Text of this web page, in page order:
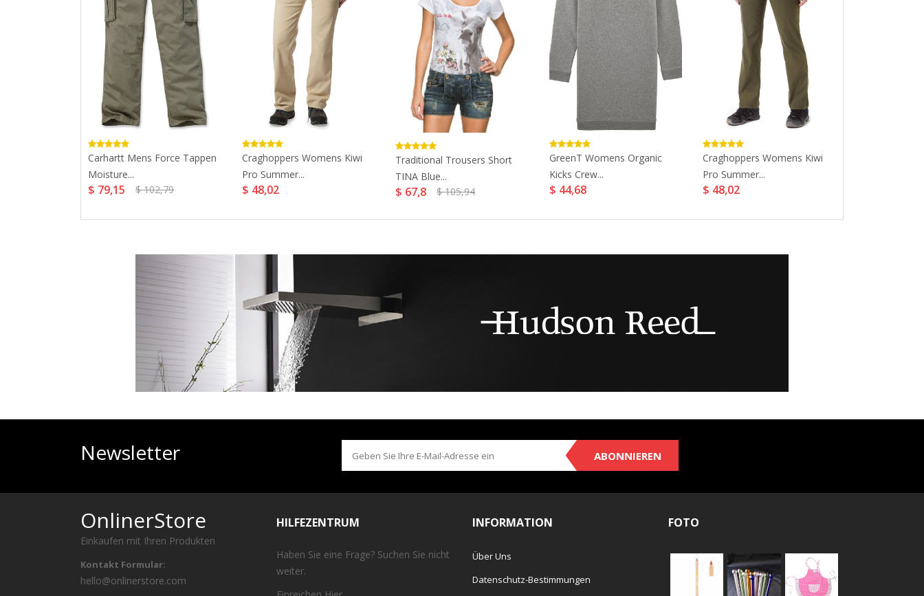
Carhartt Mens Force Tappen
Moisture...
$ 79,15 $ 102,79
Craghoppers Womens Kiwi
Pro Summer...
$ 48,02
Traditional Trousers Short
TINA Blue...
$ 67,8 $ 105,94
GreenT Womens Organic
Kicks Crew...
$ 44,68
Craghoppers Womens Kiwi
Pro Summer...
$ 48,02
Newsletter ABONNIEREN
OnlinerStore
Einkaufen mit Ihren Produkten
Kontakt Formular:
hello@onlinerstore.com
HILFEZENTRUM
Haben Sie eine Frage? Suchen Sie nicht
weiter.
INFORMATION
Über Uns
Datenschutz-Bestimmungen
FOTO